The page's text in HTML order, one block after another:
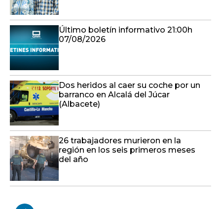
Último boletín informativo 21:00h
07/08/2026
Dos heridos al caer su coche por un
barranco en Alcalá del Júcar
(Albacete)
26 trabajadores murieron en la
región en los seis primeros meses
del año